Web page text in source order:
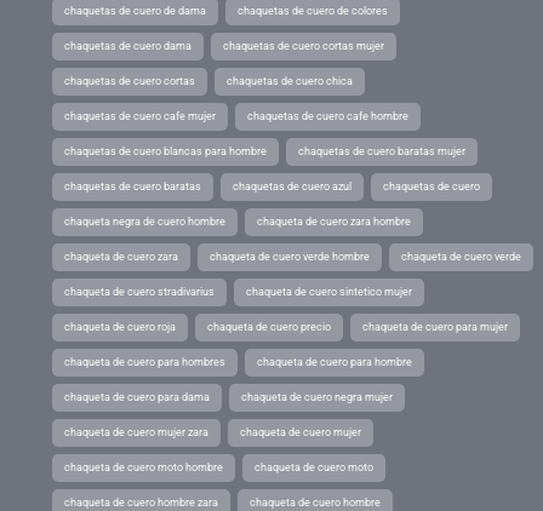
chaquetas de cuero de dama chaquetas de cuero de colores
chaquetas de cuero dama chaquetas de cuero cortas mujer
chaquetas de cuero cortas chaquetas de cuero chica
chaquetas de cuero cafe mujer chaquetas de cuero cafe hombre
chaquetas de cuero blancas para hombre chaquetas de cuero baratas mujer
chaquetas de cuero baratas chaquetas de cuero azul chaquetas de cuero
chaqueta negra de cuero hombre chaqueta de cuero zara hombre
chaqueta de cuero zara chaqueta de cuero verde hombre chaqueta de cuero verde
chaqueta de cuero stradivarius chaqueta de cuero sintetico mujer
chaqueta de cuero roja chaqueta de cuero precio chaqueta de cuero para mujer
chaqueta de cuero para hombres chaqueta de cuero para hombre
chaqueta de cuero para dama chaqueta de cuero negra mujer
chaqueta de cuero mujer zara chaqueta de cuero mujer
chaqueta de cuero moto hombre chaqueta de cuero moto
chaqueta de cuero hombre zara chaqueta de cuero hombre